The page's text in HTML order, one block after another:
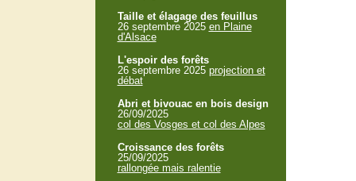
Taille et élagage des feuillus
26 septembre 2025 en Plaine
d'Alsace
L'espoir des forêts
26 septembre 2025 projection et
débat
Abri et bivouac en bois design
26/09/2025
col des Vosges et col des Alpes
Croissance des forêts
25/09/2025
rallongée mais ralentie